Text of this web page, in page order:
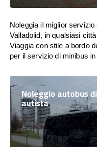
Noleggia il miglior
Valladolid, in qualsiasi
Viaggia con stile a bordo
per il servizio di minibus in
Noleggio autobus
autista